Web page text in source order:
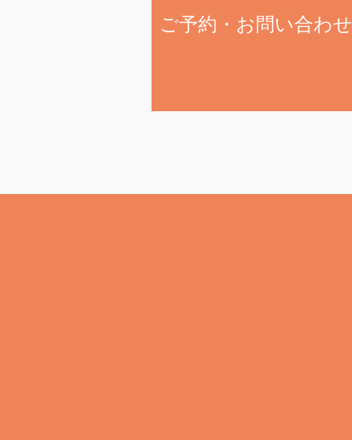
ご予約・お問い合わせ